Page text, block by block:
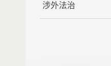
涉外法治